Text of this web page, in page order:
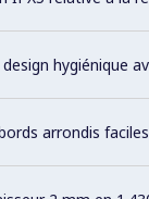
hygiénique
arrondis